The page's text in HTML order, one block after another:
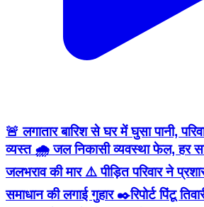
🚨 लगातार बारिश से घर में घुसा पानी,
व्यस्त 🌧️ जल निकासी व्यवस्था फेल, हर
जलभराव की मार ⚠️ पीड़ित परिवार ने
समाधान की लगाई गुहार ✒️रिपोर्ट पिंटू